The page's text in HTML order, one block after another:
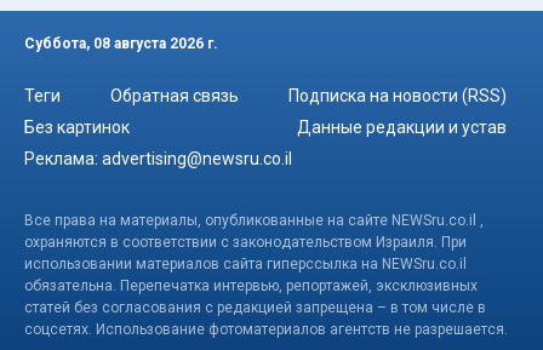
Суббота, 08 августа 2026 г.
Теги Обратная связь
Подписка на новости (RSS)
Без картинок
Данные редакции и устав
Реклама: advertising@newsru.co.il
Все права на материалы, опубликованные на сайте NEWSru.co.il ,
охраняются в соответствии с законодательством Израиля. При
использовании материалов сайта гиперссылка на NEWSru.co.il
обязательна. Перепечатка интервью, репортажей, эксклюзивных
статей без согласования с редакцией запрещена – в том числе в
соцсетях. Использование фотоматериалов агентств не разрешается.